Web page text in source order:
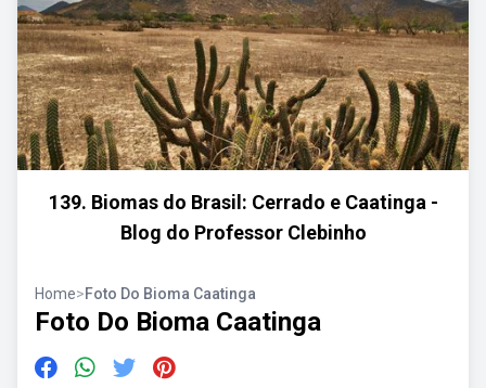
139. Biomas do Brasil: Cerrado e Caatinga -
Blog do Professor Clebinho
Home>Foto Do Bioma Caatinga
Foto Do Bioma Caatinga